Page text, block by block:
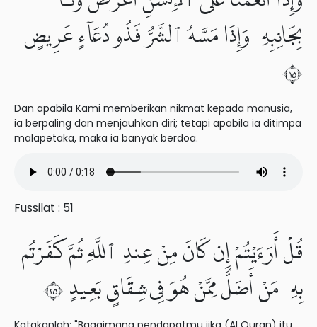
بِجَانِبِهِۦ وَإِذَا مَسَّهُ ٱلشَّرُّ فَذُو دُعَآءٍ عَرِيضٍ
٥١
Dan apabila Kami memberikan nikmat kepada manusia,
ia berpaling dan menjauhkan diri; tetapi apabila ia ditimpa
malapetaka, maka ia banyak berdoa.
Fussilat : 51
قُلْ أَرَءَيْتُمْ إِن كَانَ مِنْ عِندِ ٱللَّهِ ثُمَّ كَفَرْتُم
بِهِۦ مَنْ أَضَلُّ مِمَّنْ هُوَ فِى شِقَاقٍۭ بَعِيدٍ ٥٢